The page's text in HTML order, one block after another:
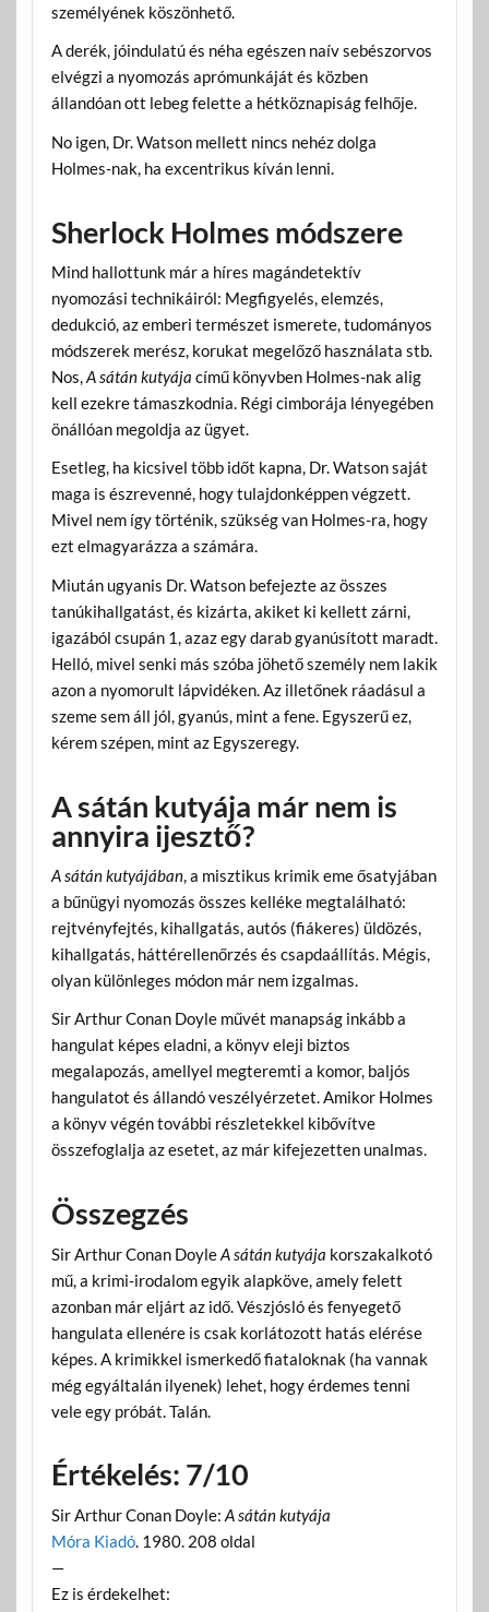
személyének köszönhető.
A derék, jóindulatú és néha egészen naív sebészorvos
elvégzi a nyomozás aprómunkáját és közben
állandóan ott lebeg felette a hétköznapiság felhője.
No igen, Dr. Watson mellett nincs nehéz dolga
Holmes-nak, ha excentrikus kíván lenni.
Sherlock Holmes módszere
Mind hallottunk már a híres magándetektív
nyomozási technikáiról: Megfigyelés, elemzés,
dedukció, az emberi természet ismerete, tudományos
módszerek merész, korukat megelőző használata stb.
Nos,A sátán kutyája című könyvben Holmes-nak alig
kell ezekre támaszkodnia. Régi cimborája lényegében
önállóan megoldja az ügyet.
Esetleg, ha kicsivel több időt kapna, Dr. Watson saját
maga is észrevenné, hogy tulajdonképpen végzett.
Mivel nem így történik, szükség van Holmes-ra, hogy
ezt elmagyarázza a számára.
Miután ugyanis Dr. Watson befejezte az összes
tanúkihallgatást, és kizárta, akiket ki kellett zárni,
igazából csupán 1, azaz egy darab gyanúsított maradt.
Helló, mivel senki más szóba jöhető személy nem lakik
azon a nyomorult lápvidéken. Az illetőnek ráadásul a
szeme sem áll jól, gyanús, mint a fene. Egyszerű ez,
kérem szépen, mint az Egyszeregy.
A sátán kutyája már nem is
annyira ijesztő?
A sátán kutyájában, a misztikus krimik eme ősatyjában
a bűnügyi nyomozás összes kelléke megtalálható:
rejtvényfejtés, kihallgatás, autós (fiákeres) üldözés,
kihallgatás, háttérellenőrzés és csapdaállítás. Mégis,
olyan különleges módon már nem izgalmas.
Sir Arthur Conan Doyle művét manapság inkább a
hangulat képes eladni, a könyv eleji biztos
megalapozás, amellyel megteremti a komor, baljós
hangulatot és állandó veszélyérzetet. Amikor Holmes
a könyv végén további részletekkel kibővítve
összefoglalja az esetet, az már kifejezetten unalmas.
Összegzés
Sir Arthur Conan DoyleA sátán kutyája korszakalkotó
mű, a krimi-irodalom egyik alapköve, amely felett
azonban már eljárt az idő. Vészjósló és fenyegető
hangulata ellenére is csak korlátozott hatás elérése
képes. A krimikkel ismerkedő fiataloknak (ha vannak
még egyáltalán ilyenek) lehet, hogy érdemes tenni
vele egy próbát. Talán.
Értékelés: 7/10
Sir Arthur Conan Doyle: A sátán kutyája
Móra Kiadó. 1980. 208 oldal
—
Ez is érdekelhet: